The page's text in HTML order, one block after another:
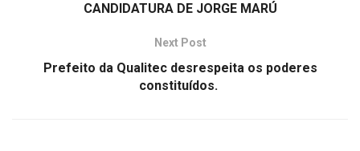
CANDIDATURA DE JORGE MARÚ
Next Post
Prefeito da Qualitec desrespeita os poderes
constituídos.